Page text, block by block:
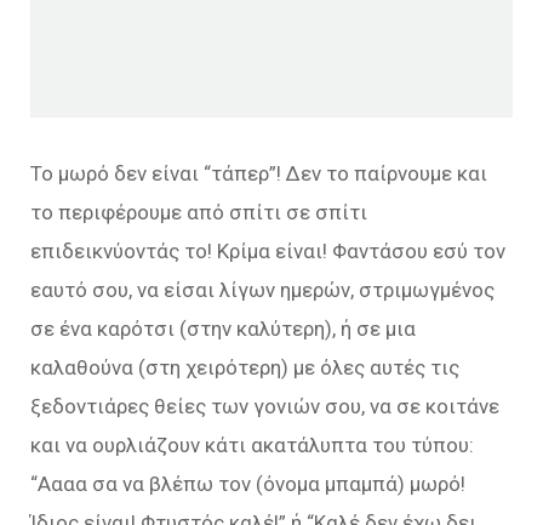
Το μωρό δεν είναι “τάπερ”! Δεν το παίρνουμε και
το περιφέρουμε από σπίτι σε σπίτι
επιδεικνύοντάς το! Κρίμα είναι! Φαντάσου εσύ τον
εαυτό σου, να είσαι λίγων ημερών, στριμωγμένος
σε ένα καρότσι (στην καλύτερη), ή σε μια
καλαθούνα (στη χειρότερη) με όλες αυτές τις
ξεδοντιάρες θείες των γονιών σου, να σε κοιτάνε
και να ουρλιάζουν κάτι ακατάλυπτα του τύπου:
“Αααα σα να βλέπω τον (όνομα μπαμπά) μωρό!